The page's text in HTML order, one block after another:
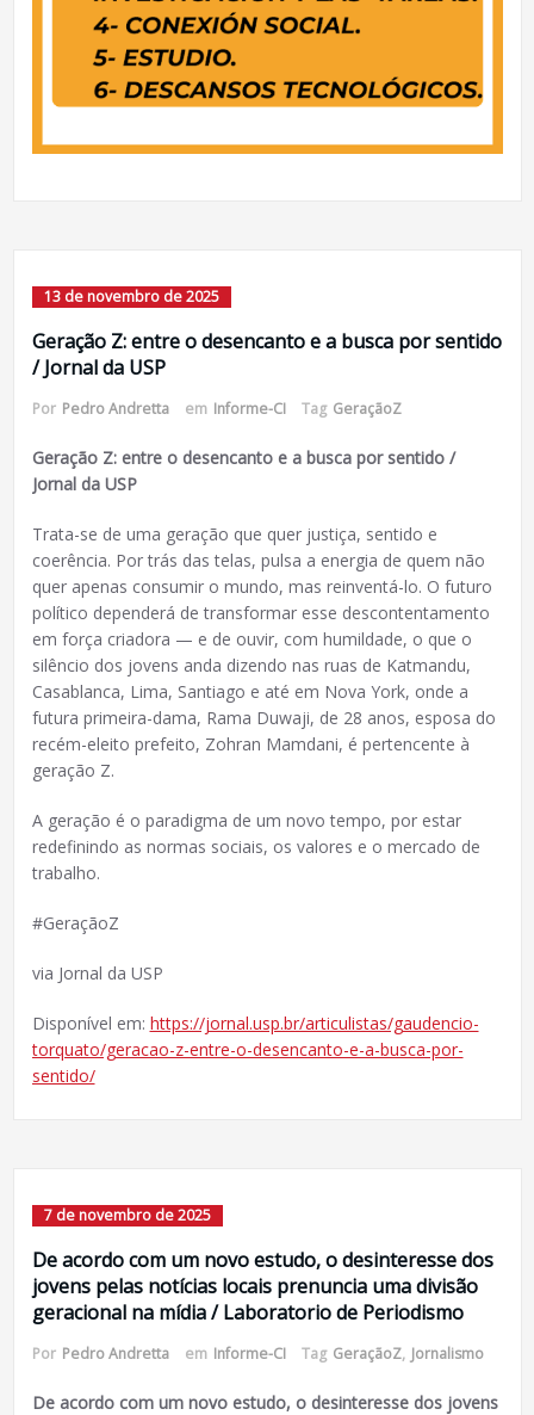
13 de novembro de 2025
Geração Z: entre o desencanto e a busca por sentido
/ Jornal da USP
Por Pedro Andretta em Informe-CI Tag GeraçãoZ
Geração Z: entre o desencanto e a busca por sentido /
Jornal da USP
Trata-se de uma geração que quer justiça, sentido e
coerência. Por trás das telas, pulsa a energia de quem não
quer apenas consumir o mundo, mas reinventá-lo. O futuro
político dependerá de transformar esse descontentamento
em força criadora — e de ouvir, com humildade, o que o
silêncio dos jovens anda dizendo nas ruas de Katmandu,
Casablanca, Lima, Santiago e até em Nova York, onde a
futura primeira-dama, Rama Duwaji, de 28 anos, esposa do
recém-eleito prefeito, Zohran Mamdani, é pertencente à
geração Z.
A geração é o paradigma de um novo tempo, por estar
redefinindo as normas sociais, os valores e o mercado de
trabalho.
#GeraçãoZ
via Jornal da USP
Disponível em: https://jornal.usp.br/articulistas/gaudencio-
torquato/geracao-z-entre-o-desencanto-e-a-busca-por-
sentido/
7 de novembro de 2025
De acordo com um novo estudo, o desinteresse dos
jovens pelas notícias locais prenuncia uma divisão
geracional na mídia / Laboratorio de Periodismo
Por Pedro Andretta em Informe-CI Tag GeraçãoZ, Jornalismo
De acordo com um novo estudo, o desinteresse dos jovens